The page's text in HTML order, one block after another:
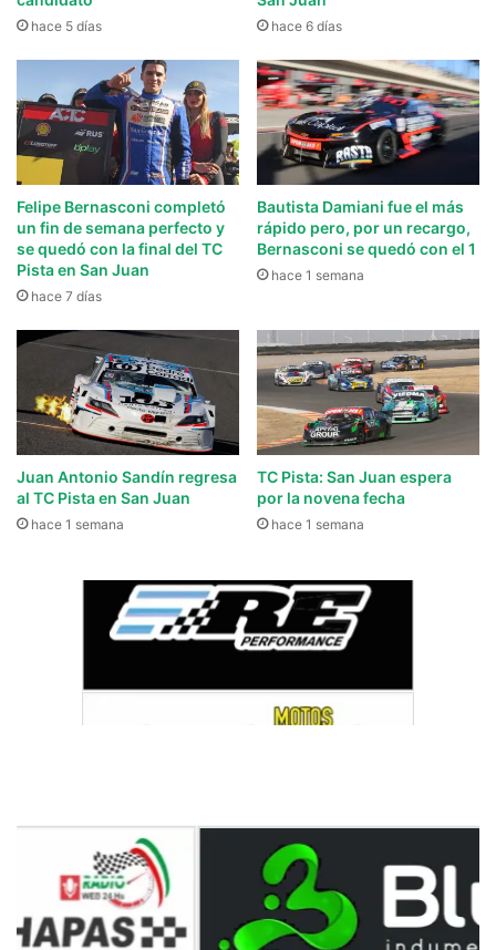
hace 5 días hace 6 días
Felipe Bernasconi completó
un fin de semana perfecto y
se quedó con la final del TC
Pista en San Juan
hace 7 días
Bautista Damiani fue el más
rápido pero, por un recargo,
Bernasconi se quedó con el 1
hace 1 semana
Juan Antonio Sandín regresa
al TC Pista en San Juan
hace 1 semana
TC Pista: San Juan espera
por la novena fecha
hace 1 semana